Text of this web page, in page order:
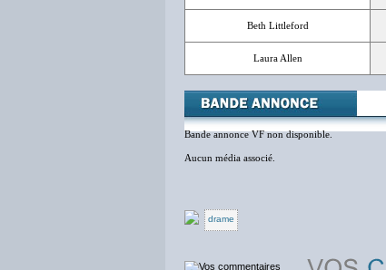
Beth Littleford
Laura Allen
Bande annonce VF non disponible.
Aucun média associé.
drame